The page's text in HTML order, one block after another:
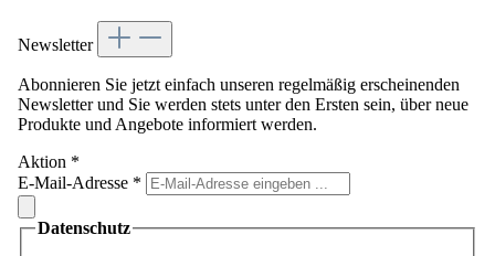
Newsletter
Abonnieren Sie jetzt einfach unseren regelmäßig erscheinenden
Newsletter und Sie werden stets unter den Ersten sein, über neue
Produkte und Angebote informiert werden.
Aktion *
E-Mail-Adresse *
Datenschutz